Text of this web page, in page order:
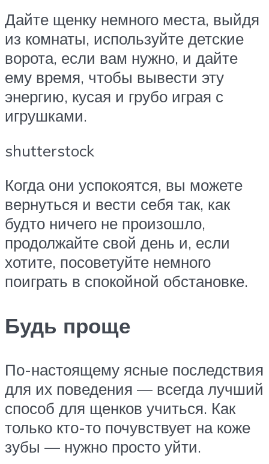
Дайте щенку немного места, выйдя
из комнаты, используйте детские
ворота, если вам нужно, и дайте
ему время, чтобы вывести эту
энергию, кусая и грубо играя с
игрушками.
shutterstock
Когда они успокоятся, вы можете
вернуться и вести себя так, как
будто ничего не произошло,
продолжайте свой день и, если
хотите, посоветуйте немного
поиграть в спокойной обстановке.
Будь проще
По-настоящему ясные последствия
для их поведения — всегда лучший
способ для щенков учиться. Как
только кто-то почувствует на коже
зубы — нужно просто уйти.